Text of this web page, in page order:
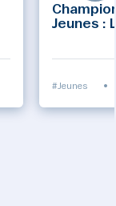
Jeunes :
#Jeunes •